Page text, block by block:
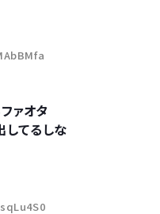
ァオタ
てるしな